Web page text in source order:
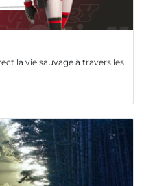
la vie sauvage à travers les